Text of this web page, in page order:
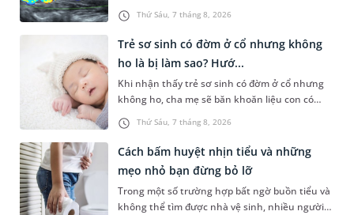
Thứ Sáu, 7 tháng 8, 2026
chân, không thể vận động đi lại được. Kết quả
thăm khám tại Phòng...
Thứ Sáu, 7 tháng 8, 2026
Trẻ sơ sinh có đờm ở cổ nhưng không
ho là bị làm sao? Hướ...
Khi nhận thấy trẻ sơ sinh có đờm ở cổ nhưng
không ho, cha mẹ sẽ băn khoăn liệu con có
đang mắc bệnh đường hô hấp hay không.
Những chia sẻ dưới đây sẽ giúp ch...
Cách bấm huyệt nhịn tiểu và những
mẹo nhỏ bạn đừng bỏ lỡ
Trong một số trường hợp bất ngờ buồn tiểu và
không thể tìm được nhà vệ sinh, nhiều người